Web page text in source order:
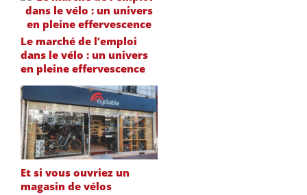
Le marché de l’emploi
dans le vélo : un univers
en pleine effervescence
Et si vous ouvriez un
magasin de vélos